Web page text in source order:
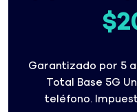
Garantizado por 5
Total Base 5G
teléfono.